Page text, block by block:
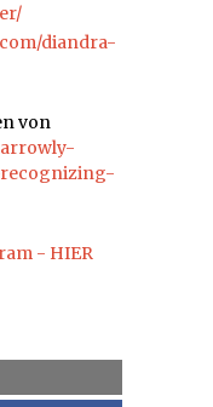
diandra-
von
- HIER